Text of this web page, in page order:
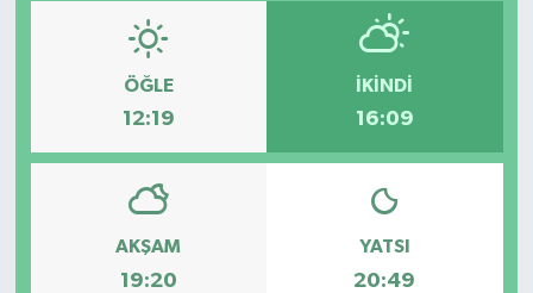
ÖĞLE
12:19
İKINDI
16:09
AKŞAM
19:20
YATSI
20:49